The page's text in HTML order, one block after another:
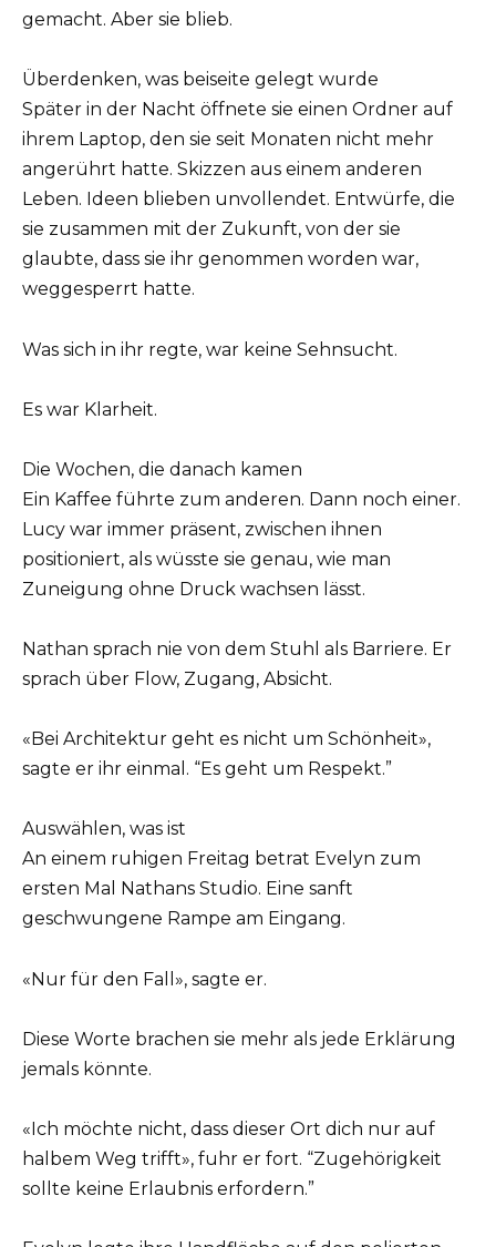
gemacht. Aber sie blieb.
Überdenken, was beiseite gelegt wurde
Später in der Nacht öffnete sie einen Ordner auf
ihrem Laptop, den sie seit Monaten nicht mehr
angerührt hatte. Skizzen aus einem anderen
Leben. Ideen blieben unvollendet. Entwürfe, die
sie zusammen mit der Zukunft, von der sie
glaubte, dass sie ihr genommen worden war,
weggesperrt hatte.
Was sich in ihr regte, war keine Sehnsucht.
Es war Klarheit.
Die Wochen, die danach kamen
Ein Kaffee führte zum anderen. Dann noch einer.
Lucy war immer präsent, zwischen ihnen
positioniert, als wüsste sie genau, wie man
Zuneigung ohne Druck wachsen lässt.
Nathan sprach nie von dem Stuhl als Barriere. Er
sprach über Flow, Zugang, Absicht.
«Bei Architektur geht es nicht um Schönheit»,
sagte er ihr einmal. “Es geht um Respekt.”
Auswählen, was ist
An einem ruhigen Freitag betrat Evelyn zum
ersten Mal Nathans Studio. Eine sanft
geschwungene Rampe am Eingang.
«Nur für den Fall», sagte er.
Diese Worte brachen sie mehr als jede Erklärung
jemals könnte.
«Ich möchte nicht, dass dieser Ort dich nur auf
halbem Weg trifft», fuhr er fort. “Zugehörigkeit
sollte keine Erlaubnis erfordern.”